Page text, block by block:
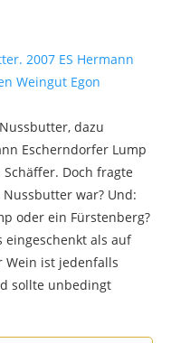
dazu
Escherndorfer Lump
Doch fragte
war? Und:
oder ein Fürstenberg?
eingeschenkt als auf
Wein ist jedenfalls
sollte unbedingt